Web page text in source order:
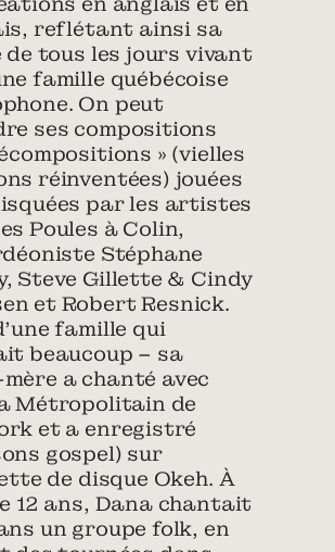
reflétant ainsi sa
tous les jours vivant
famille québécoise
On peut
ses compositions
» (vielles
réinventées) jouées
par les artistes
Poules à Colin,
Stéphane
Steve Gillette & Cindy
et Robert Resnick.
famille qui
beaucoup – sa
a chanté avec
Métropolitain de
et a enregistré
gospel) sur
de disque Okeh. À
12 ans, Dana chantait
un groupe folk, en